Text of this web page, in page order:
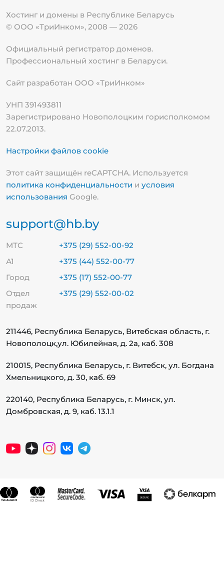
Хостинг и домены в Республике Беларусь
© ООО «ТриИнком», 2008 — 2026
Официальный регистратор доменов.
Профессиональный хостинг в Беларуси.
Сайт разработан ООО «ТриИнком»
УНП 391493811
Зарегистрировано Новополоцким горисполкомом
22.07.2013.
Настройки файлов cookie
Этот сайт защищён reCAPTCHA. Используется
политика конфиденциальности и условия
использования Google.
support@hb.by
МТС
+375 (29) 552-00-92
А1
+375 (44) 552-00-77
Город
+375 (17) 552-00-77
Отдел
продаж
+375 (29) 552-00-02
211446, Республика Беларусь, Витебская область, г.
Новополоцк,ул. Юбилейная, д. 2а, каб. 308
210015, Республика Беларусь, г. Витебск, ул. Богдана
Хмельницкого, д. 30, каб. 69
220140, Республика Беларусь, г. Минск, ул.
Домбровская, д. 9, каб. 13.1.1